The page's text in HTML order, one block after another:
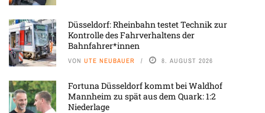
Düsseldorf: Rheinbahn testet Technik zur
Kontrolle des Fahrverhaltens der
Bahnfahrer*innen
VON UTE NEUBAUER 8. AUGUST 2026
Fortuna Düsseldorf kommt bei Waldhof
Mannheim zu spät aus dem Quark: 1:2
Niederlage